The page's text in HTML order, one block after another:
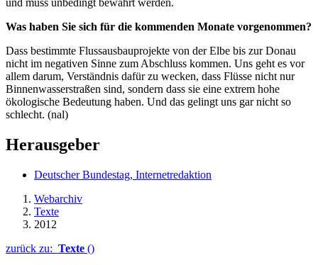
Was haben Sie sich für die kommenden Monate vorgenommen?
Dass bestimmte Flussausbauprojekte von der Elbe bis zur Donau
nicht im negativen Sinne zum Abschluss kommen. Uns geht es vor
allem darum, Verständnis dafür zu wecken, dass Flüsse nicht nur
Binnenwasserstraßen sind, sondern dass sie eine extrem hohe
ökologische Bedeutung haben. Und das gelingt uns gar nicht so
schlecht. (nal)
Herausgeber
Deutscher Bundestag, Internetredaktion
Webarchiv
Texte
2012
zurück zu: Texte ()